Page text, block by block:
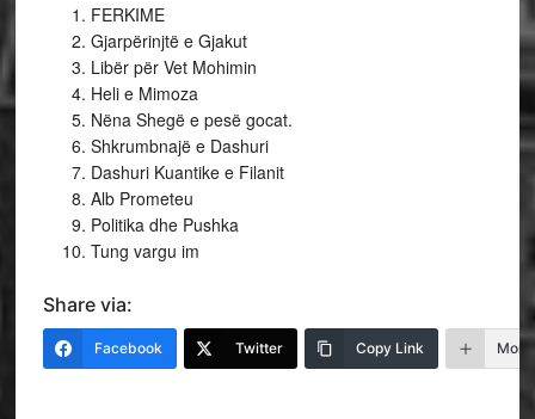
FERKIME
Gjarpërinjtë e Gjakut
Libër për Vet Mohimin
Heli e Mimoza
Nëna Shegë e pesë gocat.
Shkrumbnajë e Dashuri
Dashuri Kuantike e Filanit
Alb Prometeu
Politika dhe Pushka
Tung vargu im
Share via:
Facebook Twitter Copy Link More